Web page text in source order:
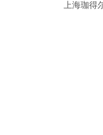
上海珈得